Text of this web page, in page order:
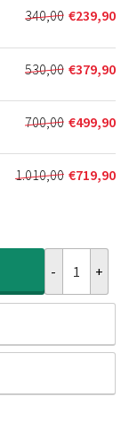
340,00
prijs
was:
€340,00.
€239,90
Huidige
prijs
is:
€239,90.
530,00
prijs
was:
€530,00.
€379,90
Huidige
prijs
is:
€379,90.
700,00
prijs
was:
€700,00.
€499,90
Huidige
prijs
is:
€499,90.
1.010,00 €719,90
Huidige